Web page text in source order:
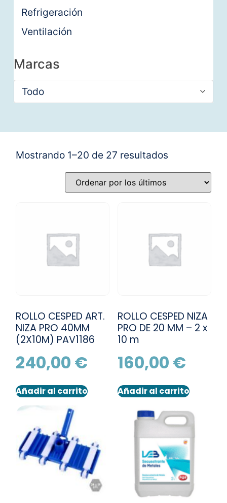
Refrigeración
Ventilación
Marcas
Todo
Mostrando 1–20 de 27 resultados
ROLLO CESPED ART.
NIZA PRO 40MM
(2X10M) PAV1186
240,00 €
Añadir al carrito
ROLLO CESPED NIZA
PRO DE 20 MM – 2 x
10 m
160,00 €
Añadir al carrito